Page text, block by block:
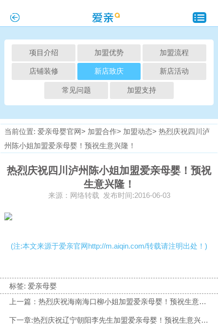
项目介绍 加盟优势 加盟流程
店铺装修 新店致庆 新店活动
常见问题 加盟支持
当前位置: 爱亲母婴官网> 加盟合作> 加盟动态> 热烈庆祝四川泸
州陈小姐加盟爱亲母婴！预祝生意兴隆！
热烈庆祝四川泸州陈小姐加盟爱亲母婴！预祝
生意兴隆！
来源：网络转载 发布时间:2016-06-03
(注:本文来源于爱亲官网http://m.aiqin.com/转载请注明出处！)
标签: 爱亲母婴
上一篇：热烈庆祝海南海口柳小姐加盟爱亲母婴！预祝生意兴隆！
下一章:热烈庆祝辽宁朝阳李先生加盟爱亲母婴！预祝生意兴隆！